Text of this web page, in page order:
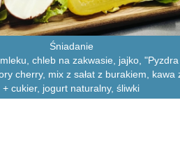
Śniadanie
chleb na zakwasie, jajko, "Pyzdra
cherry, mix z sałat z burakiem, kawa
+ cukier, jogurt naturalny, śliwki